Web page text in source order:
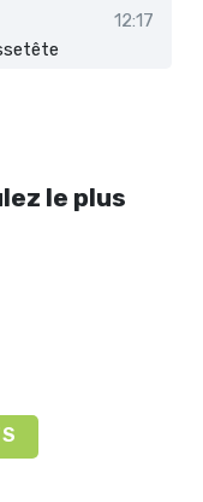
12:17
le plus